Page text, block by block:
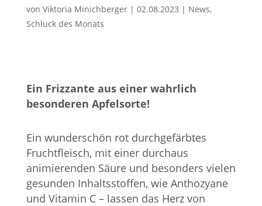
von Viktoria Minichberger| 02.08.2023 | News,
Schluck des Monats
Ein Frizzante aus einer wahrlich
besonderen Apfelsorte!
Ein wunderschön rot durchgefärbtes
Fruchtfleisch, mit einer durchaus
animierenden Säure und besonders vielen
gesunden Inhaltsstoffen, wie Anthozyane
und Vitamin C – lassen das Herz von